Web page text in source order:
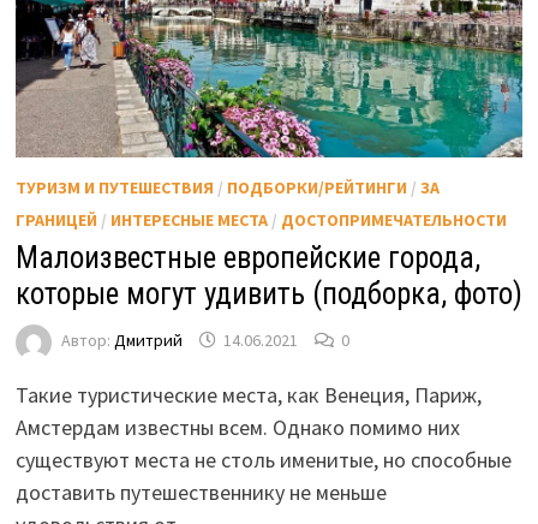
ТУРИЗМ И ПУТЕШЕСТВИЯ / ПОДБОРКИ/РЕЙТИНГИ / ЗА
ГРАНИЦЕЙ / ИНТЕРЕСНЫЕ МЕСТА/ ДОСТОПРИМЕЧАТЕЛЬНОСТИ
Малоизвестные европейские города,
которые могут удивить (подборка, фото)
Автор: Дмитрий 14.06.2021 0
Такие туристические места, как Венеция, Париж,
Амстердам известны всем. Однако помимо них
существуют места не столь именитые, но способные
доставить путешественнику не меньше